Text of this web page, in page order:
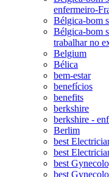
enfermeiro-
Bélgica-bom
Bélgica-bom
trabalhar no
Belgium
Bélica
bem-estar
benefícios
benefits
berkshire
berkshire -
Berlim
best
best
best
best